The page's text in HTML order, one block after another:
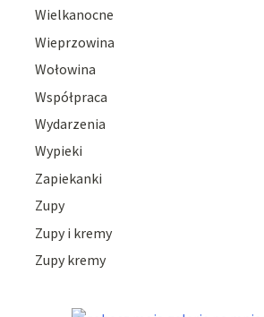
Wielkanocne
Wieprzowina
Wołowina
Współpraca
Wydarzenia
Wypieki
Zapiekanki
Zupy
Zupy i kremy
Zupy kremy